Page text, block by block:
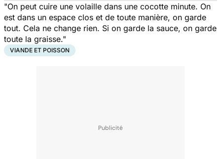
"On peut cuire une volaille dans une cocotte minute. On
est dans un espace clos et de toute manière, on garde
tout. Cela ne change rien. Si on garde la sauce, on garde
toute la graisse."
VIANDE ET POISSON